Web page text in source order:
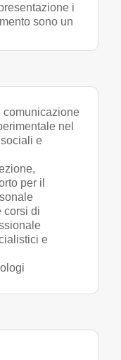
i
sono un
comunicazione
nel
e
per il
corsi di
e